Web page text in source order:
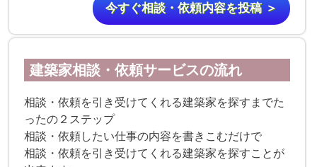
今すぐ相談・依頼内容を投稿 ＞
建築家相談・依頼サービスの流れ
相談・依頼を引き受けてくれる建築家を探すまでた
ったの２ステップ
相談・依頼したい仕事の内容を書きこむだけで
相談・依頼を引き受けてくれる建築家を探すことが